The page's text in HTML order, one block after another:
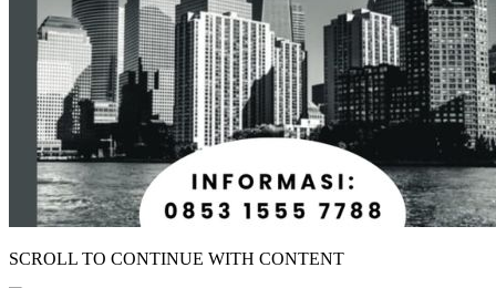
SCROLL TO CONTINUE WITH CONTENT